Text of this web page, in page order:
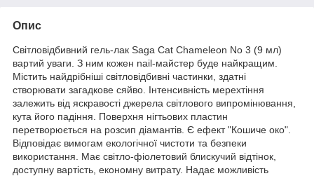
Опис
Світловідбивний гель-лак Saga Cat Chameleon No 3 (9 мл)
вартий уваги. З ним кожен nail-майстер буде найкращим.
Містить найдрібніші світловідбивні частинки, здатні
створювати загадкове сяйво. Інтенсивність мерехтіння
залежить від яскравості джерела світлового випромінювання,
кута його падіння. Поверхня нігтьових пластин
перетворюється на розсип діамантів. Є ефект "Кошиче око".
Відповідає вимогам екологічної чистоти та безпеки
використання. Має світло-фіолетовий блискучий відтінок,
доступну вартість, економну витрату. Надає можливість